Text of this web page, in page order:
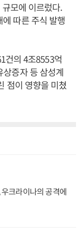
모에 이르렀다.
따른 주식 발행
건의 4조8553억
증자 등 삼성계
점이 영향을 미쳤
크라이나의 공격에